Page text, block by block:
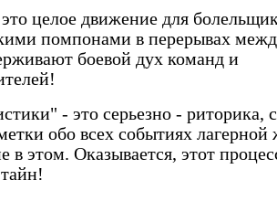
целое движение для
помпонами в перерывах
боевой дух команд и
- это серьезно - риторика,
обо всех событиях лагерной
в этом. Оказывается, этот